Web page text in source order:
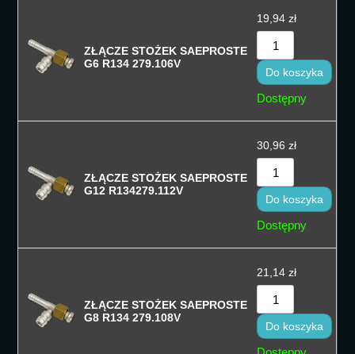
Sortuj po
ZŁĄCZE STOŻEK SAEPROSTE
G6 R134 279.106V
19,94 zł
Do koszyka
Dostępny
ZŁĄCZE STOŻEK SAEPROSTE
G12 R134279.112V
30,96 zł
Do koszyka
Dostępny
ZŁĄCZE STOŻEK SAEPROSTE
G8 R134 279.108V
21,14 zł
Do koszyka